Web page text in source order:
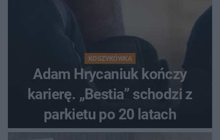
KOSZYKÓWKA
Adam Hrycaniuk kończy
karierę. „Bestia” schodzi z
parkietu po 20 latach